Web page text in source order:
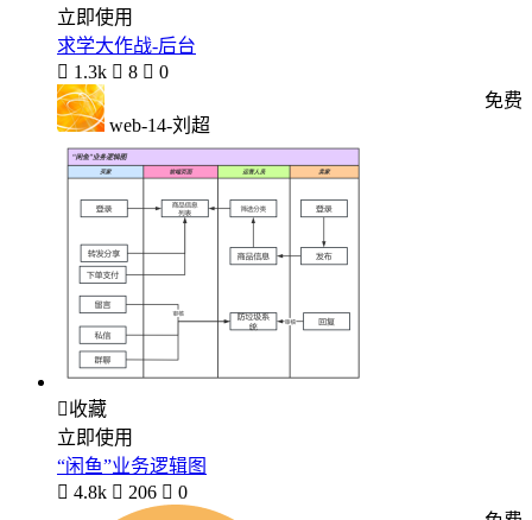
立即使用
求学大作战-后台
 1.3k  8  0
web-14-刘超
免费
收藏
立即使用
“闲鱼”业务逻辑图
 4.8k  206  0